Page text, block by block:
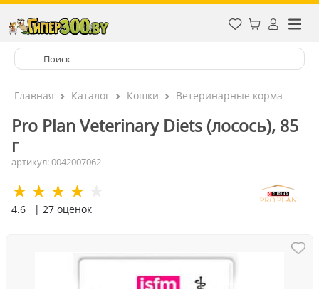
Главная Каталог Кошки Ветеринарные корма
Pro Plan Veterinary Diets (лосось), 85
г
артикул: 0042007062
4.6 | 27 оценок